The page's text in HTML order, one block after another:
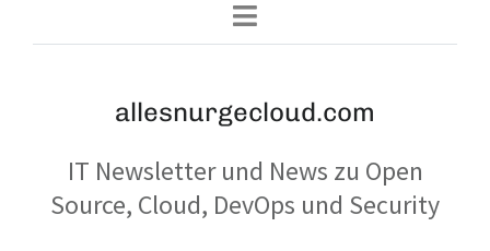
allesnurgecloud.com
IT Newsletter und News zu Open
Source, Cloud, DevOps und Security